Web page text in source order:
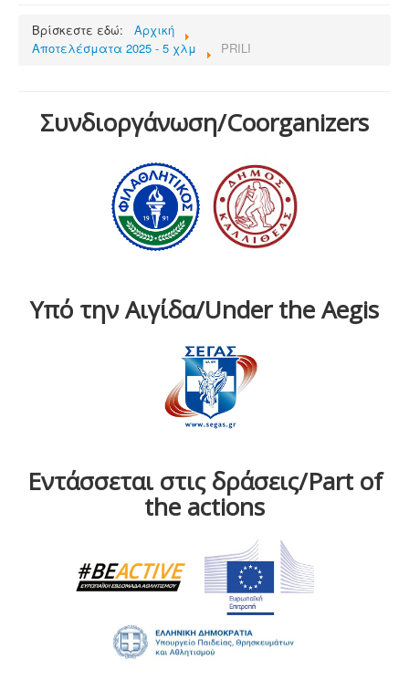
Βρίσκεστε εδώ:
Αρχική
Αποτελέσματα 2025 - 5 χλμ
PRILI
Συνδιοργάνωση/Coorganizers
Υπό την Αιγίδα/Under the Aegis
Εντάσσεται στις δράσεις/Part of
the actions